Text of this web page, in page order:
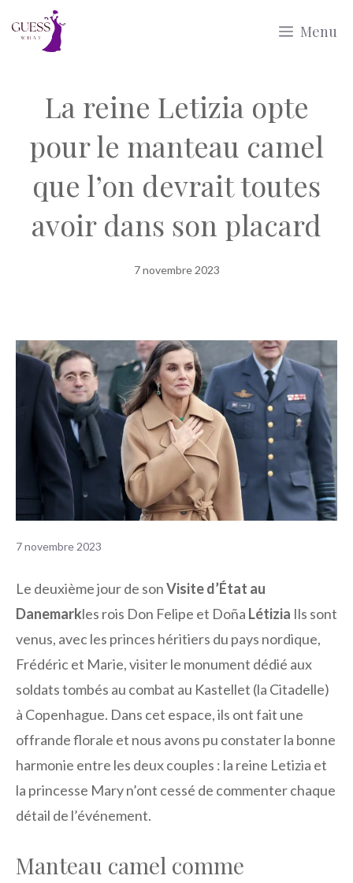
Menu
La reine Letizia opte
pour le manteau camel
que l’on devrait toutes
avoir dans son placard
7 novembre 2023
7 novembre 2023
Le deuxième jour de sonVisite d’État au
Danemarkles rois Don Felipe et Doña Létizia Ils sont
venus, avec les princes héritiers du pays nordique,
Frédéric et Marie, visiter le monument dédié aux
soldats tombés au combat au Kastellet (la Citadelle)
à Copenhague. Dans cet espace, ils ont fait une
offrande florale et nous avons pu constater la bonne
harmonie entre les deux couples : la reine Letizia et
la princesse Mary n’ont cessé de commenter chaque
détail de l’événement.
Manteau camel comme